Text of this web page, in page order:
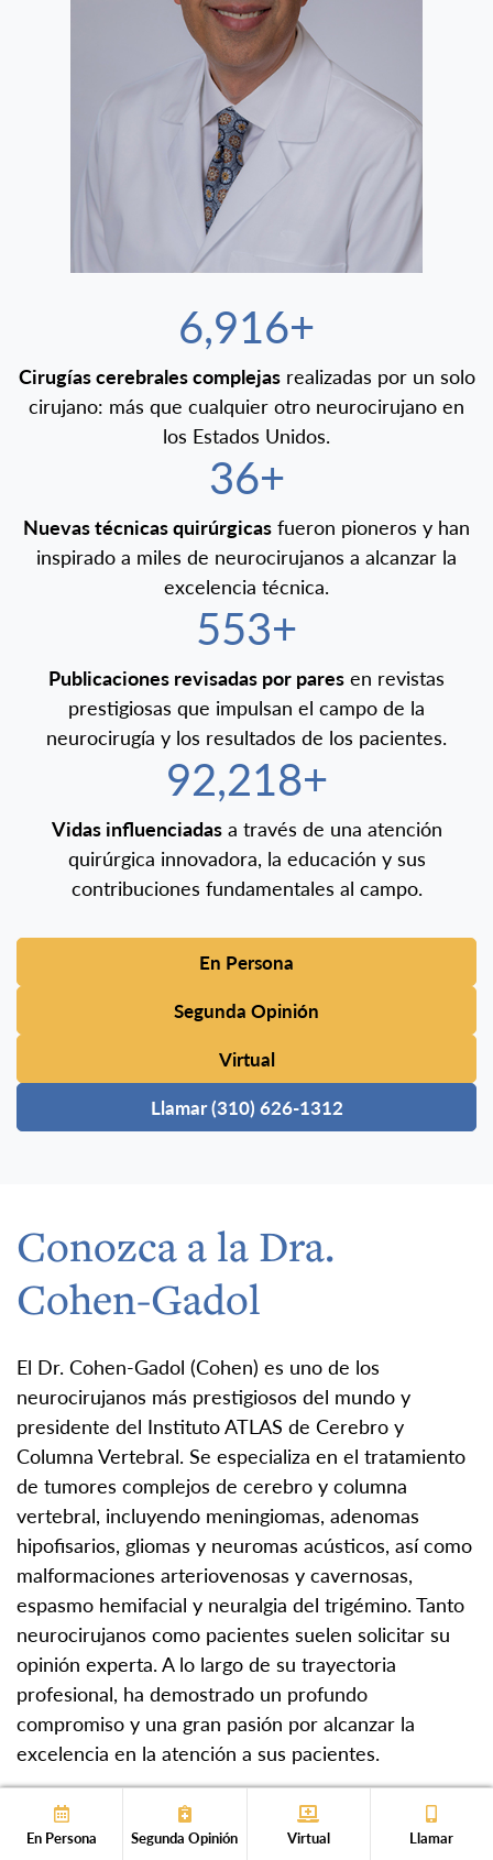
7,500+
Cirugías cerebrales complejasrealizadas por un solo
cirujano: más que cualquier otro neurocirujano en
los Estados Unidos.
40+
Nuevas técnicas quirúrgicas fueron pioneros y han
inspirado a miles de neurocirujanos a alcanzar la
excelencia técnica.
600+
Publicaciones revisadas por pares en revistas
prestigiosas que impulsan el campo de la
neurocirugía y los resultados de los pacientes.
100,000+
Vidas influenciadasa través de una atención
quirúrgica innovadora, la educación y sus
contribuciones fundamentales al campo.
En Persona
Segunda Opinión
Virtual
Llamar (310) 626-1312
Conozca a la Dra.
Cohen-Gadol
El Dr. Cohen-Gadol (Cohen) es uno de los
neurocirujanos más prestigiosos del mundo y
presidente del Instituto ATLAS de Cerebro y
Columna Vertebral. Se especializa en el tratamiento
de tumores complejos de cerebro y columna
vertebral, incluyendo meningiomas, adenomas
hipofisarios, gliomas y neuromas acústicos, así como
malformaciones arteriovenosas y cavernosas,
espasmo hemifacial y neuralgia del trigémino. Tanto
neurocirujanos como pacientes suelen solicitar su
opinión experta. A lo largo de su trayectoria
profesional, ha demostrado un profundo
compromiso y una gran pasión por alcanzar la
excelencia en la atención a sus pacientes.
Segunda Opinión
En Persona Segunda Opinión Virtual Llamar